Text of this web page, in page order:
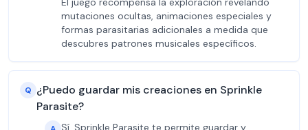
mutaciones ocultas, animaciones especiales y
formas parasitarias adicionales a medida que
descubres patrones musicales específicos.
Q ¿Puedo guardar mis creaciones en Sprinkle
Parasite?
Sí, Sprinkle Parasite te permite guardar y